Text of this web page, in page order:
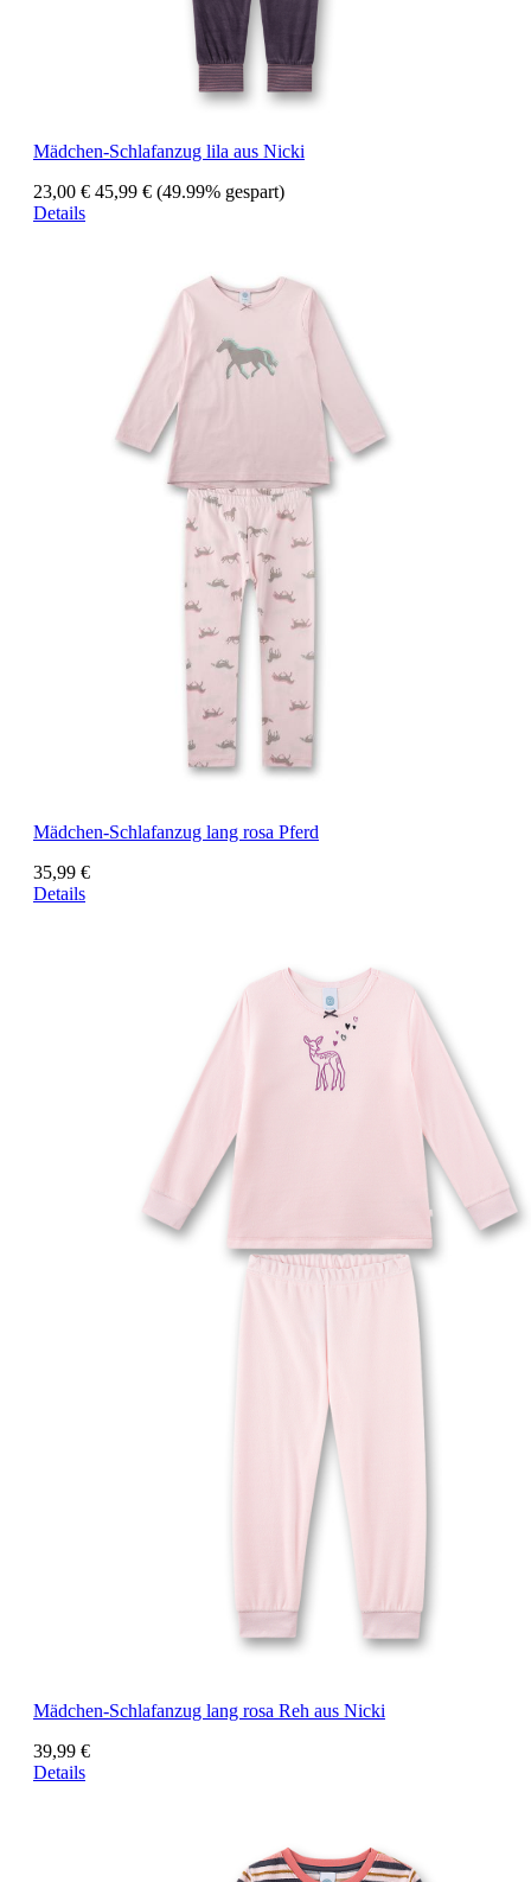
Mädchen-Schlafanzug lila aus Nicki
23,00 € 45,99 € (49.99% gespart)
Details
Mädchen-Schlafanzug lang rosa Pferd
35,99 €
Details
Mädchen-Schlafanzug lang rosa Reh aus Nicki
39,99 €
Details